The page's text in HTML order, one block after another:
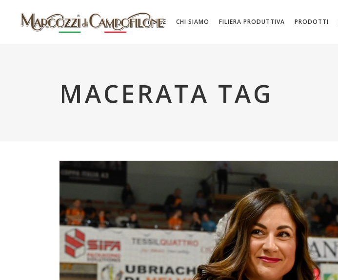
HOME CHI SIAMO FILIERA PRODUTTIVA PRODOTTI
MACERATA TAG